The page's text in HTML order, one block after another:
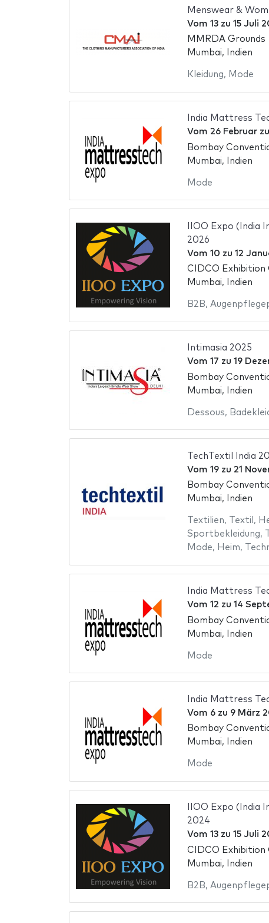
Menswear &
Vom 13zu 15 Juli
MMRDA Grounds
Mumbai, Indien
Kleidung, Mode
India Mattress
Vom 26 Februarzu
Bombay
Mumbai, Indien
Mode
IIOO Expo (India
2026
Vom 10 zu 12
CIDCO Exhibition
Mumbai, Indien
B2B,
Intimasia 2025
Vom 17 zu 19
Bombay
Mumbai, Indien
Dessous,
TechTextil India
Vom 19zu 21
Bombay
Mumbai, Indien
Textilien, Textil ,
Sportbekleidung,
Mode, Heim,
India Mattress
Vom 12 zu 14
Bombay
Mumbai, Indien
Mode
India Mattress
Vom 6zu 9 März
Bombay
Mumbai, Indien
Mode
IIOO Expo (India
2024
Vom 13zu 15 Juli
CIDCO Exhibition
Mumbai, Indien
B2B,